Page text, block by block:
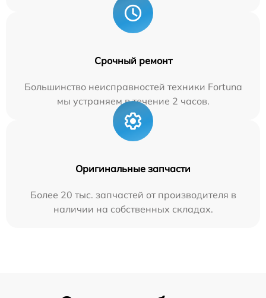
Срочный ремонт
Большинство неисправностей техники Fortuna
мы устраняем в течение 2 часов.
Оригинальные запчасти
Более 20 тыс. запчастей от производителя в
наличии на собственных складах.